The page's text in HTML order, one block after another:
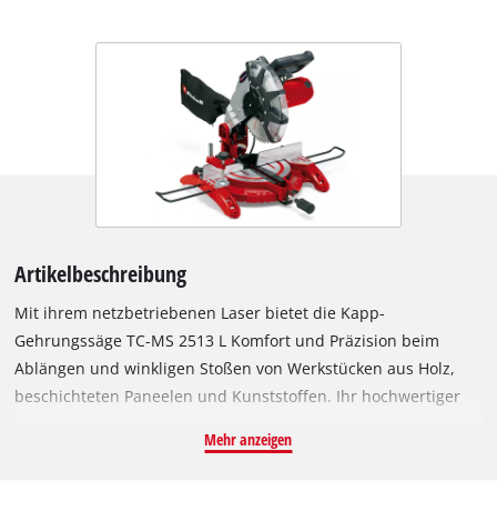
Artikelbeschreibung
Mit ihrem netzbetriebenen Laser bietet die Kapp-
Gehrungssäge TC-MS 2513 L Komfort und Präzision beim
Ablängen und winkligen Stoßen von Werkstücken aus Holz,
beschichteten Paneelen und Kunststoffen. Ihr hochwertiger
sich mit einem Handgriff in verschiedene Positionen einrasten
Mehr anzeigen